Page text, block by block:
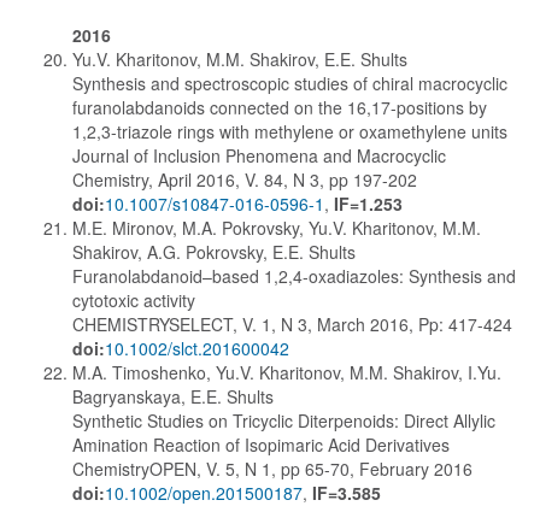
2016
Yu.V. Kharitonov, M.M. Shakirov, E.E. Shults
Synthesis and spectroscopic studies of chiral macrocyclic
furanolabdanoids connected on the 16,17-positions by
1,2,3-triazole rings with methylene or oxamethylene units
Journal of Inclusion Phenomena and Macrocyclic
Chemistry, April 2016, V. 84, N 3, pp 197-202
doi:10.1007/s10847-016-0596-1 , IF=1.253
M.E. Mironov, M.A. Pokrovsky, Yu.V. Kharitonov, M.M.
Shakirov, A.G. Pokrovsky, E.E. Shults
Furanolabdanoid–based 1,2,4-oxadiazoles: Synthesis and
cytotoxic activity
CHEMISTRYSELECT, V. 1, N 3, March 2016, Pp: 417-424
doi:10.1002/slct.201600042
M.A. Timoshenko, Yu.V. Kharitonov, M.M. Shakirov, I.Yu.
Bagryanskaya, E.E. Shults
Synthetic Studies on Tricyclic Diterpenoids: Direct Allylic
Amination Reaction of Isopimaric Acid Derivatives
ChemistryOPEN, V. 5, N 1, pp 65-70, February 2016
doi:10.1002/open.201500187, IF=3.585